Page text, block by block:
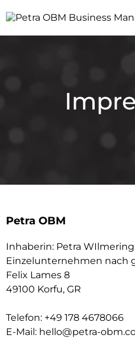
Petra OBM
Inhaberin: Petra WIlmering
Einzelunternehmen nach
Felix Lames 8
49100 Korfu, GR
Telefon: +49 178 4678066
E-Mail: hello@petra-